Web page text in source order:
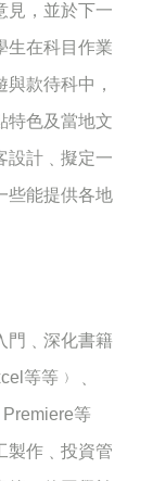
見，並於下一
生在科目作業
款待科中，
特色及當地文
設計﹑擬定一
些能提供各地
門﹑深化書籍
等等﹚﹑
等
製作﹑投資管